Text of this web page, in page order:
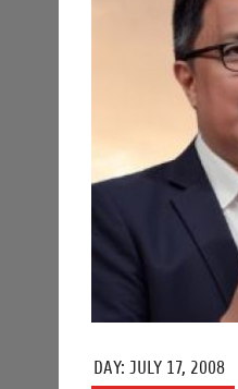
DAY: JULY 17, 2008